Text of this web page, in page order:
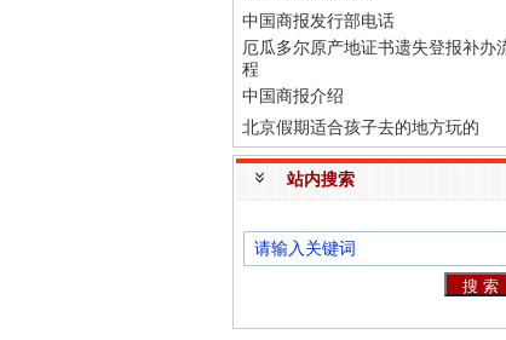
中国商报发行部电话
厄瓜多尔原产地证书遗失登报补办
程
中国商报介绍
北京假期适合孩子去的地方玩的
站内搜索